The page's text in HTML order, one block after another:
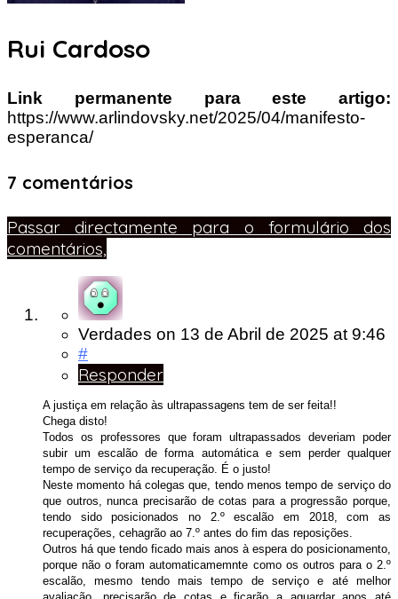
Rui Cardoso
Link permanente para este artigo:
https://www.arlindovsky.net/2025/04/manifesto-
esperanca/
7 comentários
Passar directamente para o formulário dos
comentários,
Verdades on 13 de Abril de 2025 at 9:46
#
Responder
A justiça em relação às ultrapassagens tem de ser feita!!
Chega disto!
Todos os professores que foram ultrapassados deveriam poder
subir um escalão de forma automática e sem perder qualquer
tempo de serviço da recuperação. É o justo!
Neste momento há colegas que, tendo menos tempo de serviço do
que outros, nunca precisarão de cotas para a progressão porque,
tendo sido posicionados no 2.º escalão em 2018, com as
recuperações, cehagrão ao 7.º antes do fim das reposições.
Outros há que tendo ficado mais anos à espera do posicionamento,
porque não o foram automaticamemnte como os outros para o 2.º
escalão, mesmo tendo mais tempo de serviço e até melhor